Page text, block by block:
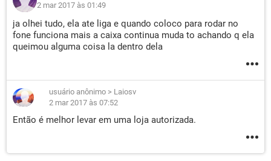
2 mar 2017 às 01:49
ja olhei tudo, ela ate liga e quando coloco para rodar no
fone funciona mais a caixa continua muda to achando q ela
queimou alguma coisa la dentro dela
usuário anônimo > Laiosv
2 mar 2017 às 07:52
Então é melhor levar em uma loja autorizada.